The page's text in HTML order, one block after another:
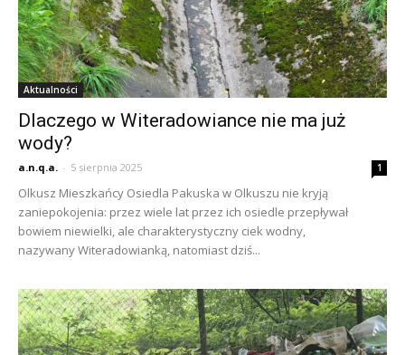
Aktualności
Dlaczego w Witeradowiance nie ma już
wody?
a.n.q.a. - 5 sierpnia 2025 1
Olkusz Mieszkańcy Osiedla Pakuska w Olkuszu nie kryją
zaniepokojenia: przez wiele lat przez ich osiedle przepływał
bowiem niewielki, ale charakterystyczny ciek wodny,
nazywany Witeradowianką, natomiast dziś...